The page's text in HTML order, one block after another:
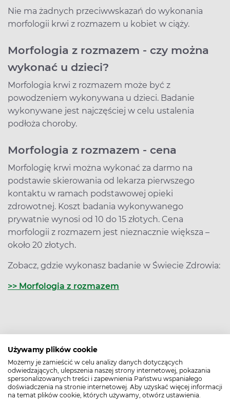
Używamy plików cookie
Możemy je zamieścić w celu analizy danych dotyczących
odwiedzających, ulepszenia naszej strony internetowej, pokazania
spersonalizowanych treści i zapewnienia Państwu wspaniałego
doświadczenia na stronie internetowej. Aby uzyskać więcej informacji
na temat plików cookie, których używamy, otwórz ustawienia.
Nie ma żadnych przeciwwskazań do wykonania
morfologii krwi z rozmazem u kobiet w ciąży.
Morfologia z rozmazem - czy można
wykonać u dzieci?
Morfologia krwi z rozmazem może być z
powodzeniem wykonywana u dzieci. Badanie
wykonywane jest najczęściej w celu ustalenia
podłoża choroby.
Morfologia z rozmazem - cena
Morfologię krwi można wykonać za darmo na
podstawie skierowania od lekarza pierwszego
kontaktu w ramach podstawowej opieki
zdrowotnej. Koszt badania wykonywanego
prywatnie wynosi od 10 do 15 złotych. Cena
morfologii z rozmazem jest nieznacznie większa –
około 20 złotych.
Zobacz, gdzie wykonasz badanie w Świecie Zdrowia:
>> Morfologia z rozmazem
Podziel się:
Poznaj naszego eksperta